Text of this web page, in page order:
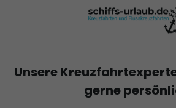
Unsere
gerne